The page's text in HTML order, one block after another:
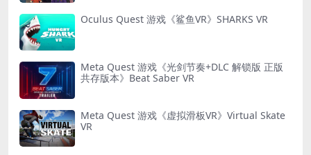
Oculus Quest 游戏《鲨鱼VR》SHARKS VR
Meta Quest 游戏《光剑节奏+DLC 解锁版 正版
共存版本》Beat Saber VR
Meta Quest 游戏《虚拟滑板VR》Virtual Skate
VR